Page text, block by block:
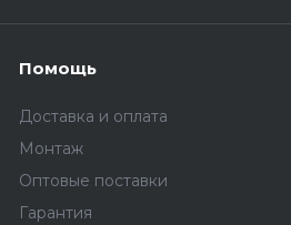
Помощь
Доставка и оплата
Монтаж
Оптовые поставки
Гарантия